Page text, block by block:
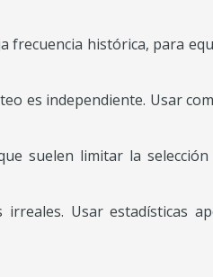
frecuencia histórica, para
es independiente. Usar
suelen limitar la
Usar estadísticas